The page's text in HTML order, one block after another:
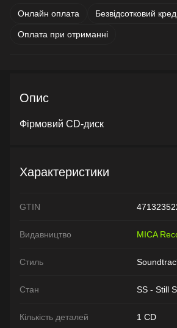
Онлайн оплата Безвідсотковий
Оплата при отриманні
Опис
Фірмовий CD-диск
Характеристики
GTIN
Видавництво MICA
Стиль
Стан SS - Still
Кількість деталей 1 CD